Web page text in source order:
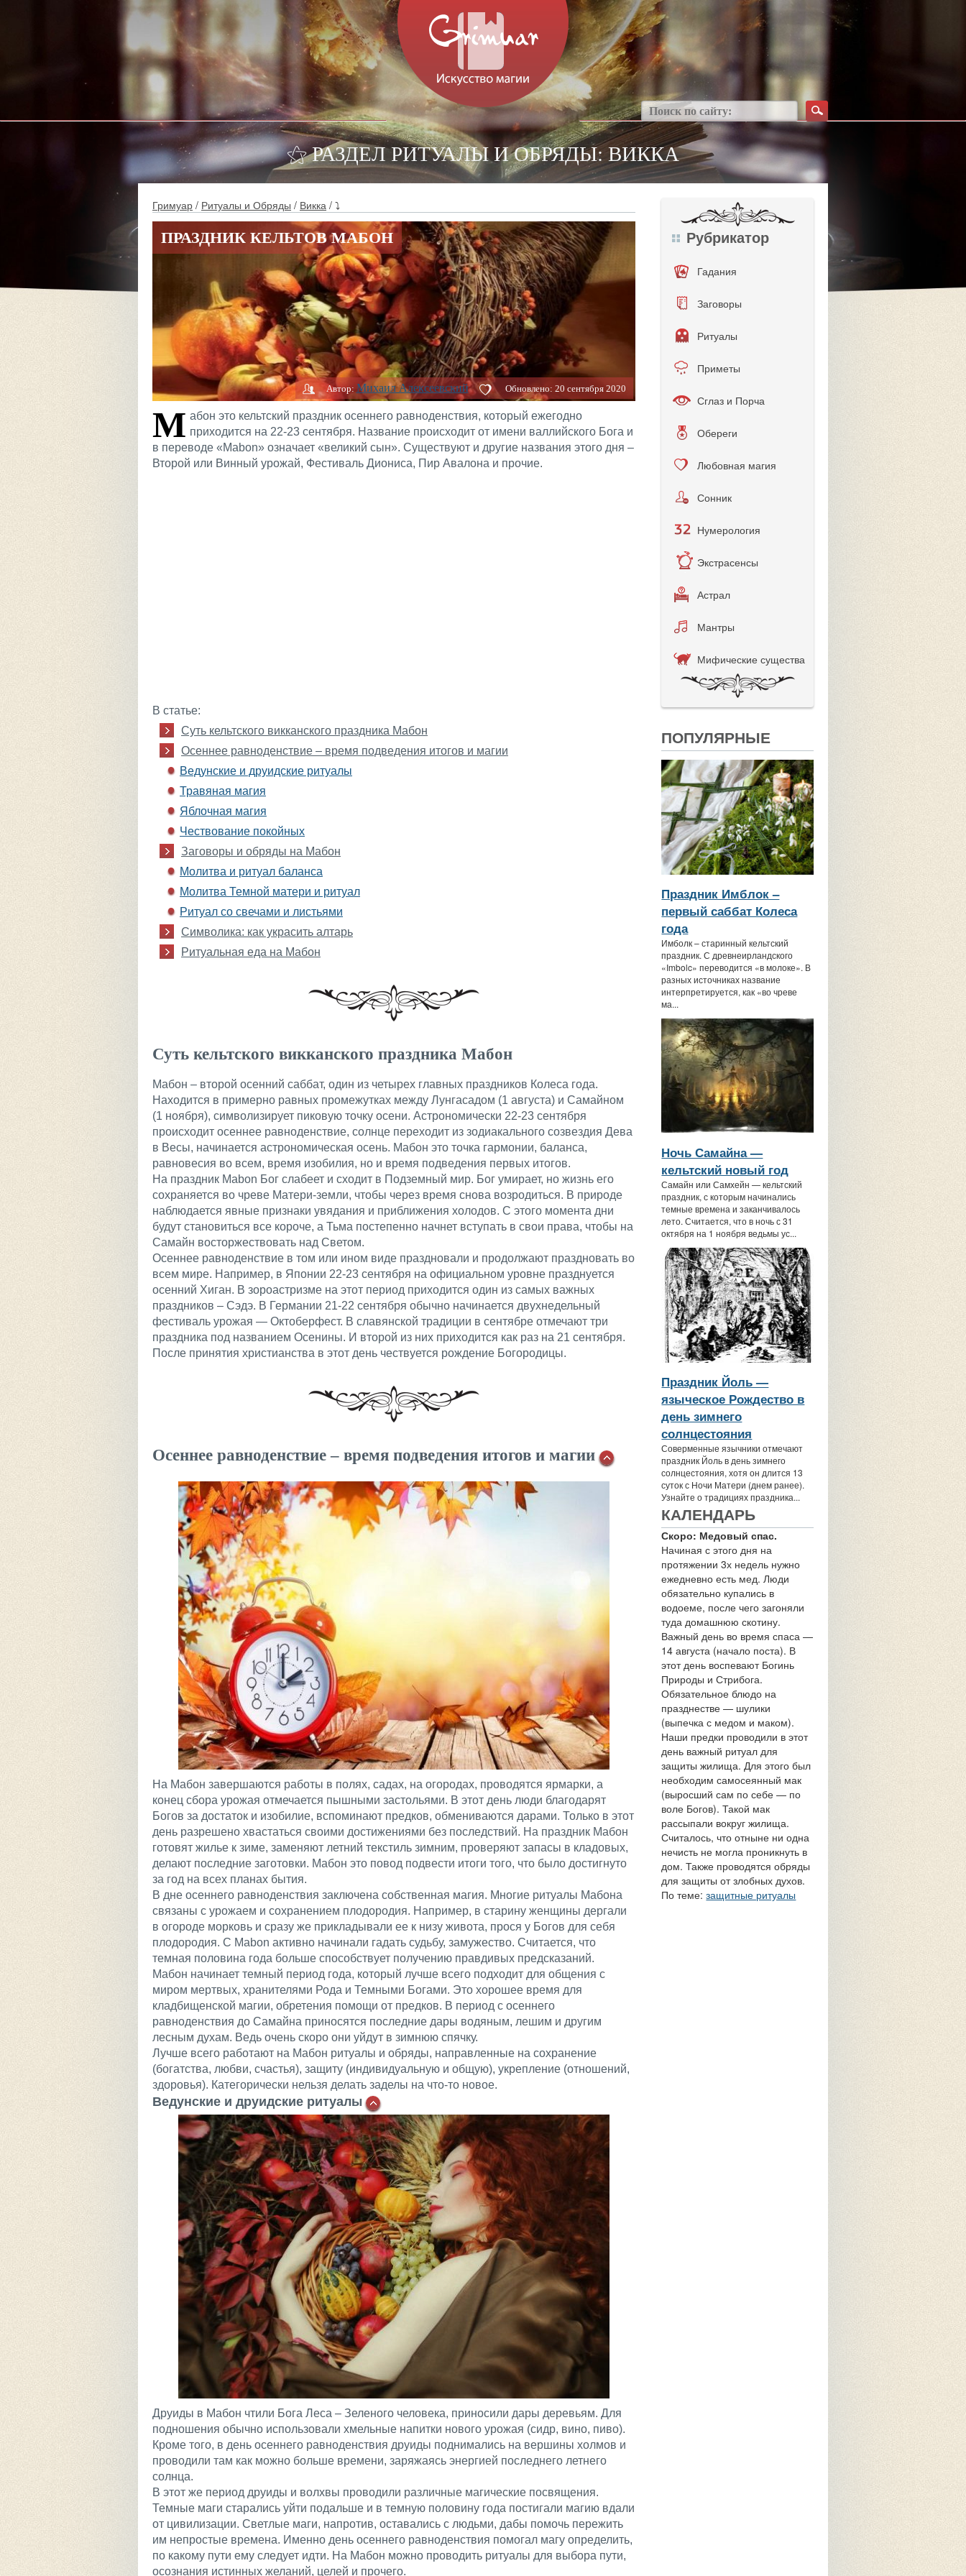
⚝ РАЗДЕЛ РИТУАЛЫ И ОБРЯДЫ: ВИККА
Гримуар / Ритуалы и Обряды / Викка / ⤵
ПРАЗДНИК КЕЛЬТОВ МАБОН
Автор: Михаил Алексеевский Обновлено: 20 сентября 2020
М абон это кельтский праздник осеннего равноденствия, который ежегодно
приходится на 22-23 сентября. Название происходит от имени валлийского Бога и
в переводе «Mabon» означает «великий сын». Существуют и другие названия этого дня –
Второй или Винный урожай, Фестиваль Диониса, Пир Авалона и прочие.
В статье:
Суть кельтского викканского праздника Мабон
Осеннее равноденствие – время подведения итогов и магии
Ведунские и друидские ритуалы
Травяная магия
Яблочная магия
Чествование покойных
Заговоры и обряды на Мабон
Молитва и ритуал баланса
Молитва Темной матери и ритуал
Ритуал со свечами и листьями
Символика: как украсить алтарь
Ритуальная еда на Мабон
Суть кельтского викканского праздника Мабон
Мабон – второй осенний саббат, один из четырех главных праздников Колеса года.
Находится в примерно равных промежутках между Лунгасадом (1 августа) и Самайном
(1 ноября), символизирует пиковую точку осени. Астрономически 22-23 сентября
происходит осеннее равноденствие, солнце переходит из зодиакального созвездия Дева
в Весы, начинается астрономическая осень. Мабон это точка гармонии, баланса,
равновесия во всем, время изобилия, но и время подведения первых итогов.
На праздник Mabon Бог слабеет и сходит в Подземный мир. Бог умирает, но жизнь его
сохраняется во чреве Матери-земли, чтобы через время снова возродиться. В природе
наблюдается явные признаки увядания и приближения холодов. С этого момента дни
будут становиться все короче, а Тьма постепенно начнет вступать в свои права, чтобы на
Самайн восторжествовать над Светом.
Осеннее равноденствие в том или ином виде праздновали и продолжают праздновать во
всем мире. Например, в Японии 22-23 сентября на официальном уровне празднуется
осенний Хиган. В зороастризме на этот период приходится один из самых важных
праздников – Сэдэ. В Германии 21-22 сентября обычно начинается двухнедельный
фестиваль урожая — Октоберфест. В славянской традиции в сентябре отмечают три
праздника под названием Осенины. И второй из них приходится как раз на 21 сентября.
После принятия христианства в этот день чествуется рождение Богородицы.
Осеннее равноденствие – время подведения итогов и магии
На Мабон завершаются работы в полях, садах, на огородах, проводятся ярмарки, а
конец сбора урожая отмечается пышными застольями. В этот день люди благодарят
Богов за достаток и изобилие, вспоминают предков, обмениваются дарами. Только в этот
день разрешено хвастаться своими достижениями без последствий. На праздник Мабон
готовят жилье к зиме, заменяют летний текстиль зимним, проверяют запасы в кладовых,
делают последние заготовки. Мабон это повод подвести итоги того, что было достигнуто
за год на всех планах бытия.
В дне осеннего равноденствия заключена собственная магия. Многие ритуалы Мабона
связаны с урожаем и сохранением плодородия. Например, в старину женщины дергали
в огороде морковь и сразу же прикладывали ее к низу живота, прося у Богов для себя
плодородия. С Mabon активно начинали гадать судьбу, замужество. Считается, что
темная половина года больше способствует получению правдивых предсказаний.
Мабон начинает темный период года, который лучше всего подходит для общения с
миром мертвых, хранителями Рода и Темными Богами. Это хорошее время для
кладбищенской магии, обретения помощи от предков. В период с осеннего
равноденствия до Самайна приносятся последние дары водяным, лешим и другим
лесным духам. Ведь очень скоро они уйдут в зимнюю спячку.
Лучше всего работают на Мабон ритуалы и обряды, направленные на сохранение
(богатства, любви, счастья), защиту (индивидуальную и общую), укрепление (отношений,
здоровья). Категорически нельзя делать заделы на что-то новое.
Ведунские и друидские ритуалы
Друиды в Мабон чтили Бога Леса – Зеленого человека, приносили дары деревьям. Для
подношения обычно использовали хмельные напитки нового урожая (сидр, вино, пиво).
Кроме того, в день осеннего равноденствия друиды поднимались на вершины холмов и
проводили там как можно больше времени, заряжаясь энергией последнего летнего
солнца.
В этот же период друиды и волхвы проводили различные магические посвящения.
Темные маги старались уйти подальше и в темную половину года постигали магию вдали
от цивилизации. Светлые маги, напротив, оставались с людьми, дабы помочь пережить
им непростые времена. Именно день осеннего равноденствия помогал магу определить,
по какому пути ему следует идти. На Мабон можно проводить ритуалы для выбора пути,
осознания истинных желаний, целей и прочего.
Рубрикатор
Гадания
Заговоры
Ритуалы
Приметы
Сглаз и Порча
Обереги
Любовная магия
Сонник
Нумерология
Экстрасенсы
Астрал
Мантры
Мифические существа
ПОПУЛЯРНЫЕ
Праздник Имблок –
первый саббат Колеса
года
Имболк – старинный кельтский
праздник. С древнеирландского
«Imbolc» переводится «в молоке». В
разных источниках название
интерпретируется, как «во чреве
ма...
Ночь Самайна —
кельтский новый год
Самайн или Самхейн — кельтский
праздник, с которым начинались
темные времена и заканчивалось
лето. Считается, что в ночь с 31
октября на 1 ноября ведьмы ус...
Праздник Йоль —
языческое Рождество в
день зимнего
солнцестояния
Соверменные язычники отмечают
праздник Йоль в день зимнего
солнцестояния, хотя он длится 13
суток с Ночи Матери (днем ранее).
Узнайте о традициях праздника...
КАЛЕНДАРЬ
Скоро: Медовый спас.
Начиная с этого дня на
протяжении 3х недель нужно
ежедневно есть мед. Люди
обязательно купались в
водоеме, после чего загоняли
туда домашнюю скотину.
Важный день во время спаса —
14 августа (начало поста). В
этот день воспевают Богинь
Природы и Стрибога.
Обязательное блюдо на
празднестве — шулики
(выпечка с медом и маком).
Наши предки проводили в этот
день важный ритуал для
защиты жилища. Для этого был
необходим самосеянный мак
(выросший сам по себе — по
воле Богов). Такой мак
рассыпали вокруг жилища.
Считалось, что отныне ни одна
нечисть не могла проникнуть в
дом. Также проводятся обряды
для защиты от злобных духов.
По теме:защитные ритуалы